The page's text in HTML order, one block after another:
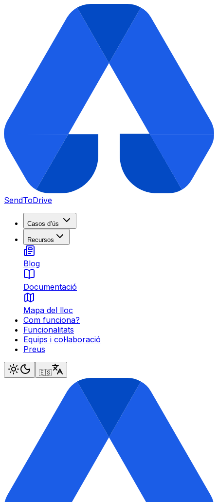
SendToDrive
Casos d’ús
Recursos
Blog
Documentació
Mapa del lloc
Com funciona?
Funcionalitats
Equips i col·laboració
Preus
🇪🇸